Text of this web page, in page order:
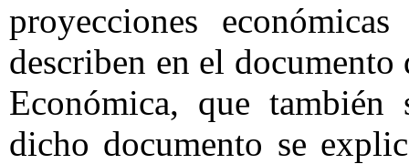
proyecciones
describen en el
Económica, que también
dicho documento se